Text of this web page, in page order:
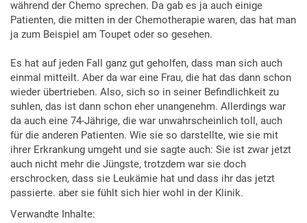
während der Chemo sprechen. Da gab es ja auch einige
Patienten, die mitten in der Chemotherapie waren, das hat man
ja zum Beispiel am Toupet oder so gesehen.
Es hat auf jeden Fall ganz gut geholfen, dass man sich auch
einmal mitteilt. Aber da war eine Frau, die hat das dann schon
wieder übertrieben. Also, sich so in seiner Befindlichkeit zu
suhlen, das ist dann schon eher unangenehm. Allerdings war
da auch eine 74-Jährige, die war unwahrscheinlich toll, auch
für die anderen Patienten. Wie sie so darstellte, wie sie mit
ihrer Erkrankung umgeht und sie sagte auch: Sie ist zwar jetzt
auch nicht mehr die Jüngste, trotzdem war sie doch
erschrocken, dass sie Leukämie hat und dass ihr das jetzt
passierte. aber sie fühlt sich hier wohl in der Klinik.
Verwandte Inhalte